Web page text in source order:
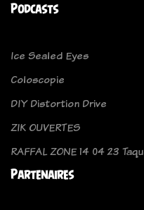
Podcasts
Ice Sealed Eyes
Coloscopie
DIY Distortion Drive
ZIK OUVERTES
RAFFAL ZONE 14 04 23
Partenaires